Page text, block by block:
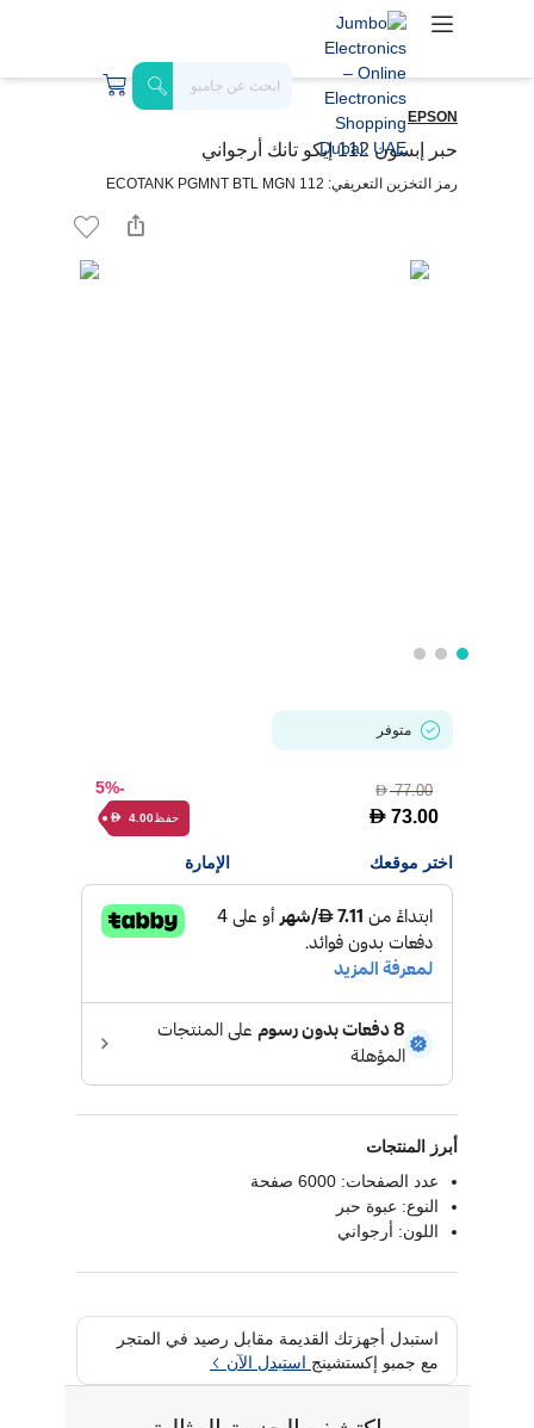
EPSON
حبر إبسون 112 إيكو تانك أرجواني
رمز التخزين التعريفي: 112 ECOTANK PGMNT BTL MGN
متوفر
D77.00
D 73.00
-5%
حفظ D 4.00
اختر موقعك الإمارة
أبرز المنتجات
عدد الصفحات: 6000 صفحة
النوع: عبوة حبر
اللون: أرجواني
استبدل أجهزتك القديمة مقابل رصيد في المتجر
مع جمبو إكستشينج استبدل الآن